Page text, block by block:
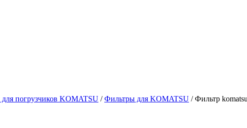
для погрузчиков KOMATSU /Фильтры для KOMATSU / Фильтр